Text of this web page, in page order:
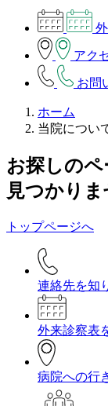
アク
お問
ホーム
当院につい
お探しのペ
見つかりま
トップページへ
連絡先を知
外来診察表
病院への行